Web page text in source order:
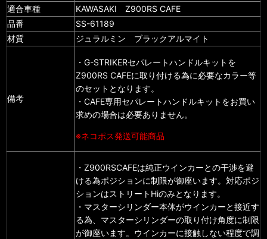
適合車種
KAWASAKI Z900RS CAFE
品番
SS-61189
材質
ジュラルミン ブラックアルマイト
備考
・G-STRIKERセパレートハンドルキットを
Z900RS CAFEに取り付ける為に必要なカラー等
のセットとなります。
・CAFE専用セパレートハンドルキットをお買い
求めの場合は必要ありません。
※ネコポス発送可能商品
・Z900RSCAFEは純正ウインカーとの干渉を避
ける為ポジションに制限が御座います。対応ポジ
ションはストリートHiのみとなります。
・マスターシリンダー本体がウインカーと接近す
る為、マスターシリンダーの取り付け角度に制限
が御座います。ウインカーに接触しない程度で調